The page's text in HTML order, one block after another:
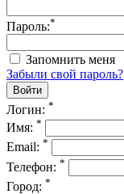
Пароль:*
Запомнить меня
Забыли свой пароль?
Логин: *
Имя: *
Email: *
Телефон: *
Город: *